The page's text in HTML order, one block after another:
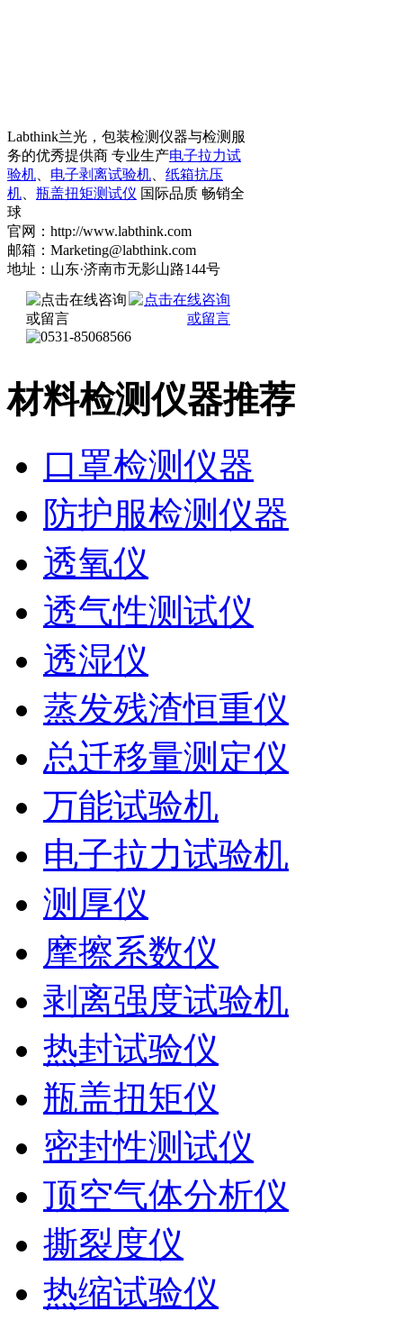
Labthink兰光，包装检测仪器与检测服
务的优秀提供商 专业生产电子拉力试
验机
电子剥离试验机
纸箱抗压
机
瓶盖扭矩测试仪 国际品质 畅销全
球
官网：http://www.labthink.com
邮箱：Marketing@labthink.com
地址：山东·济南市无影山路144号
材料检测仪器推荐
口罩检测仪器
防护服检测仪器
透氧仪
透气性测试仪
透湿仪
蒸发残渣恒重仪
总迁移量测定仪
万能试验机
电子拉力试验机
测厚仪
摩擦系数仪
剥离强度试验机
热封试验仪
瓶盖扭矩仪
密封性测试仪
顶空气体分析仪
撕裂度仪
热缩试验仪